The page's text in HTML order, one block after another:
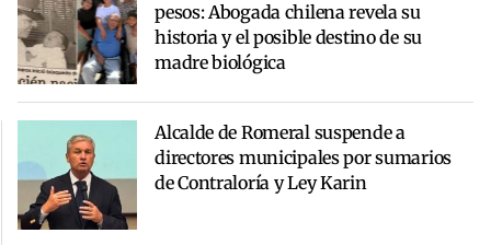
pesos: Abogada chilena revela su
historia y el posible destino de su
madre biológica
Alcalde de Romeral suspende a
directores municipales por sumarios
de Contraloría y Ley Karin